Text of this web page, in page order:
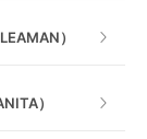
ョップに
保するた
）
）